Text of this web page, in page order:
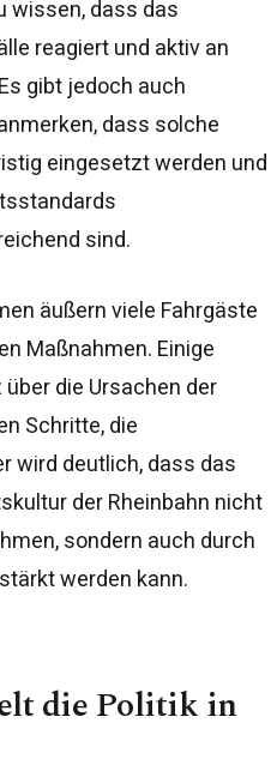
wissen, dass das
reagiert und aktiv an
gibt jedoch auch
dass solche
eingesetzt werden und
sind.
äußern viele Fahrgäste
Maßnahmen. Einige
die Ursachen der
Schritte, die
wird deutlich, dass das
der Rheinbahn nicht
sondern auch durch
werden kann.
die Politik in